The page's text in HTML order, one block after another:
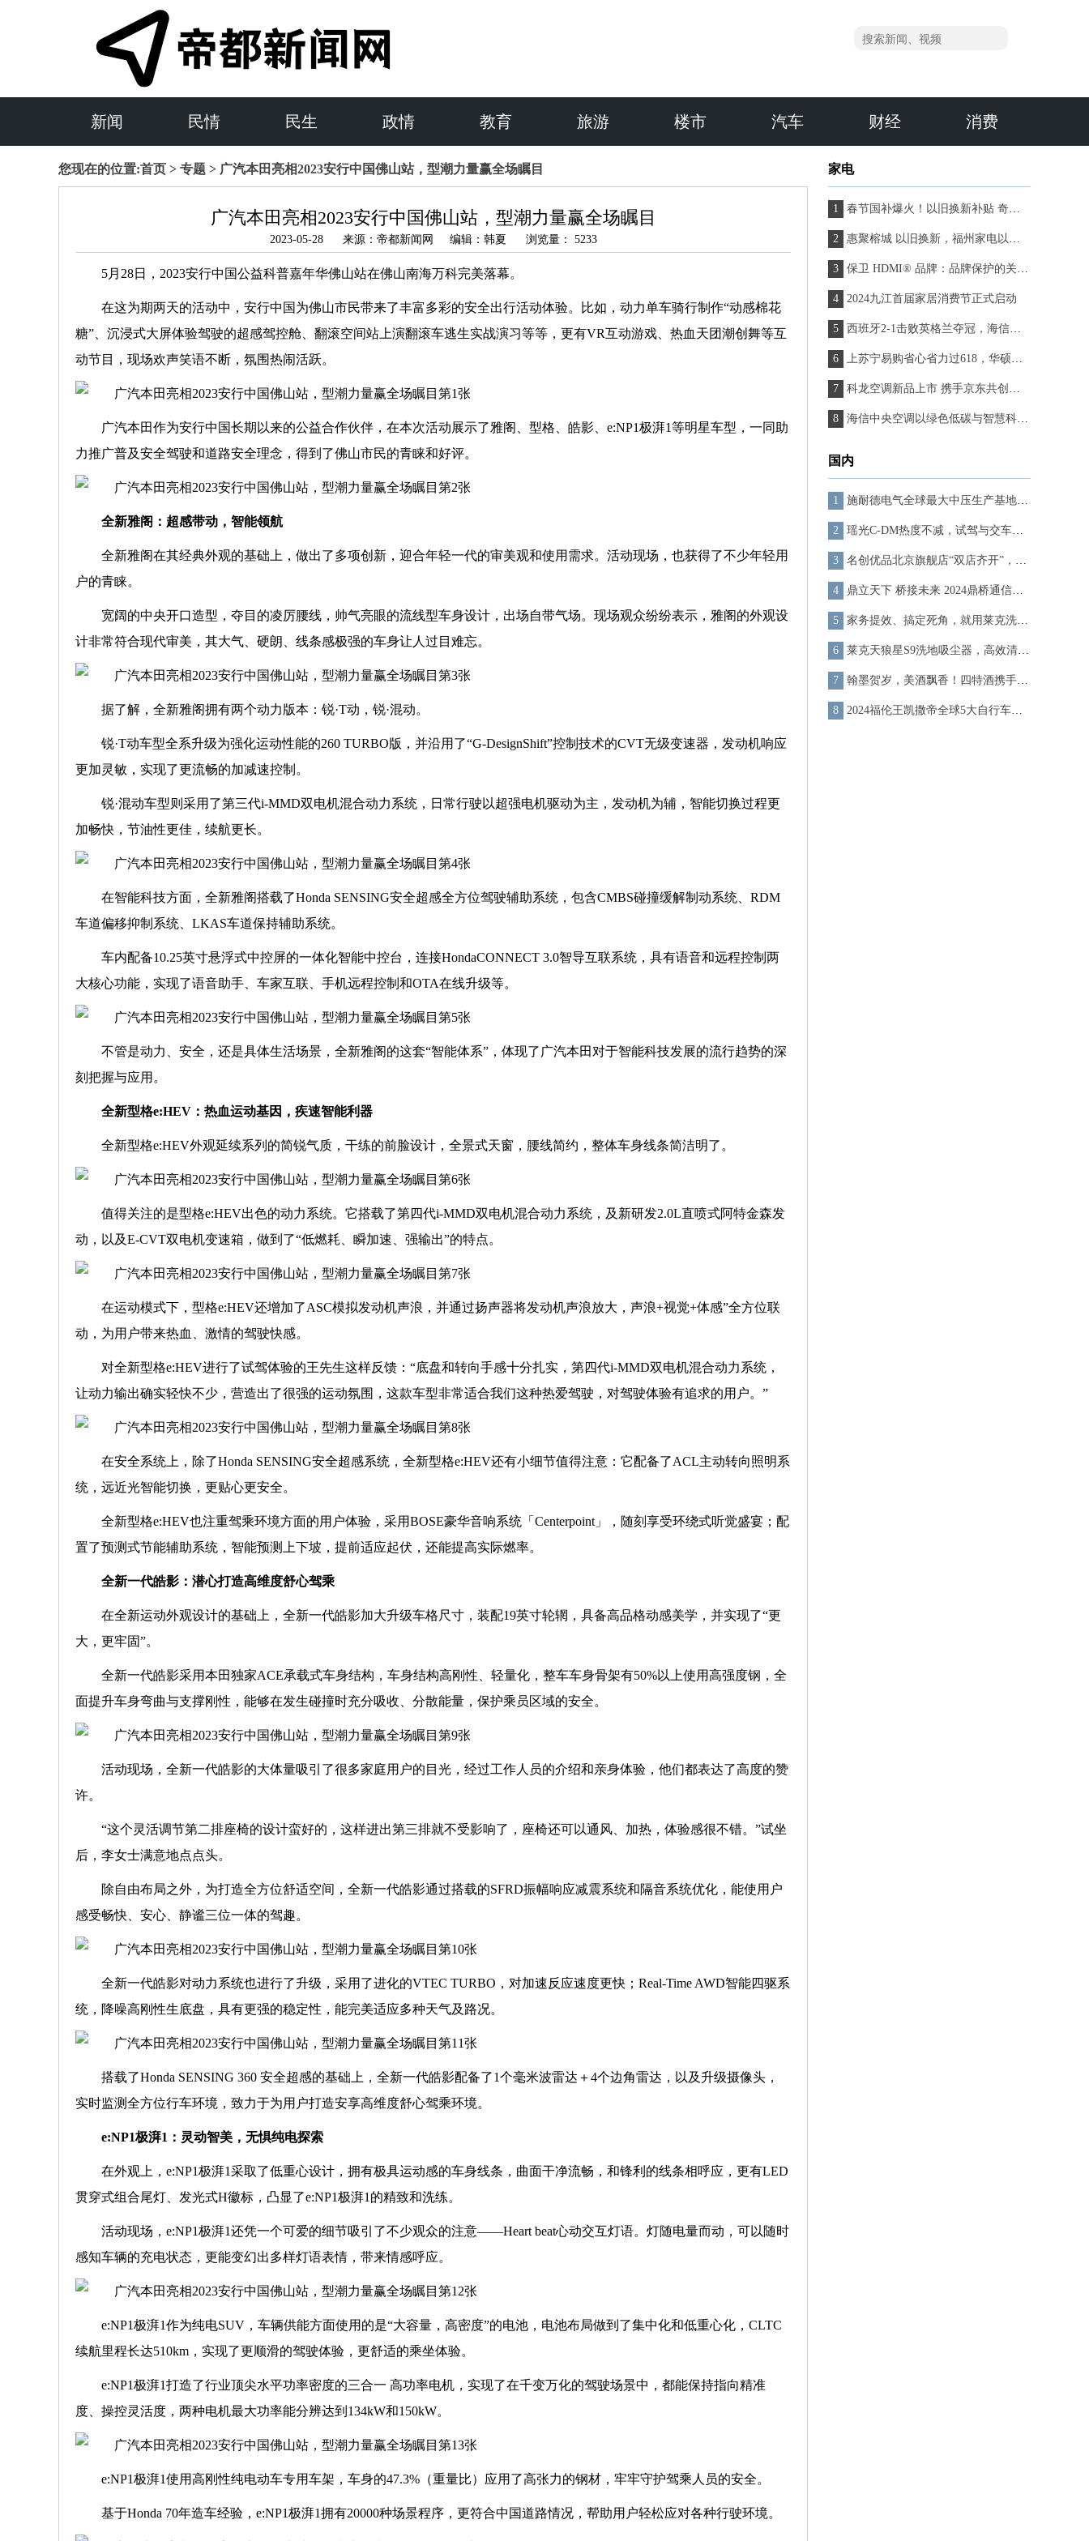
新闻 民情 民生 政情 教育 旅游 楼市 汽车 财经 消费
您现在的位置:首页 > 专题 > 广汽本田亮相2023安行中国佛山站，型潮力量赢全场瞩目
广汽本田亮相2023安行中国佛山站，型潮力量赢全场瞩目
2023-05-28 来源：帝都新闻网 编辑：韩夏 浏览量： 5233
5月28日，2023安行中国公益科普嘉年华佛山站在佛山南海万科完美落幕。
在这为期两天的活动中，安行中国为佛山市民带来了丰富多彩的安全出行活动体验。比如，动力单车骑行制作“动感棉花
糖”、沉浸式大屏体验驾驶的超感驾控舱、翻滚空间站上演翻滚车逃生实战演习等等，更有VR互动游戏、热血天团潮创舞等互
动节目，现场欢声笑语不断，氛围热闹活跃。
广汽本田作为安行中国长期以来的公益合作伙伴，在本次活动展示了雅阁、型格、皓影、e:NP1极湃1等明星车型，一同助
力推广普及安全驾驶和道路安全理念，得到了佛山市民的青睐和好评。
全新雅阁：超感带动，智能领航
全新雅阁在其经典外观的基础上，做出了多项创新，迎合年轻一代的审美观和使用需求。活动现场，也获得了不少年轻用
户的青睐。
宽阔的中央开口造型，夺目的凌厉腰线，帅气亮眼的流线型车身设计，出场自带气场。现场观众纷纷表示，雅阁的外观设
计非常符合现代审美，其大气、硬朗、线条感极强的车身让人过目难忘。
据了解，全新雅阁拥有两个动力版本：锐·T动，锐·混动。
锐·T动车型全系升级为强化运动性能的260 TURBO版，并沿用了“G-DesignShift”控制技术的CVT无级变速器，发动机响应
更加灵敏，实现了更流畅的加减速控制。
锐·混动车型则采用了第三代i-MMD双电机混合动力系统，日常行驶以超强电机驱动为主，发动机为辅，智能切换过程更
加畅快，节油性更佳，续航更长。
在智能科技方面，全新雅阁搭载了Honda SENSING安全超感全方位驾驶辅助系统，包含CMBS碰撞缓解制动系统、RDM
车道偏移抑制系统、LKAS车道保持辅助系统。
车内配备10.25英寸悬浮式中控屏的一体化智能中控台，连接HondaCONNECT 3.0智导互联系统，具有语音和远程控制两
大核心功能，实现了语音助手、车家互联、手机远程控制和OTA在线升级等。
不管是动力、安全，还是具体生活场景，全新雅阁的这套“智能体系”，体现了广汽本田对于智能科技发展的流行趋势的深
刻把握与应用。
全新型格e:HEV ： 热血运动基因 ，疾速智能利器
全新型格e:HEV外观延续系列的简锐气质，干练的前脸设计，全景式天窗，腰线简约，整体车身线条简洁明了。
值得关注的是型格e:HEV出色的动力系统。它搭载了第四代i-MMD双电机混合动力系统，及新研发2.0L直喷式阿特金森发
动，以及E-CVT双电机变速箱，做到了“低燃耗、瞬加速、强输出”的特点。
在运动模式下，型格e:HEV还增加了ASC模拟发动机声浪，并通过扬声器将发动机声浪放大，声浪+视觉+体感”全方位联
动，为用户带来热血、激情的驾驶快感。
对全新型格e:HEV进行了试驾体验的王先生这样反馈：“底盘和转向手感十分扎实，第四代i-MMD双电机混合动力系统，
让动力输出确实轻快不少，营造出了很强的运动氛围，这款车型非常适合我们这种热爱驾驶，对驾驶体验有追求的用户。”
在安全系统上，除了Honda SENSING安全超感系统，全新型格e:HEV还有小细节值得注意：它配备了ACL主动转向照明系
统，远近光智能切换，更贴心更安全。
全新型格e:HEV也注重驾乘环境方面的用户体验，采用BOSE豪华音响系统「Centerpoint」，随刻享受环绕式听觉盛宴；配
置了预测式节能辅助系统，智能预测上下坡，提前适应起伏，还能提高实际燃率。
全新一代皓影：潜心打造高维度舒心驾乘
在全新运动外观设计的基础上，全新一代皓影加大升级车格尺寸，装配19英寸轮辋，具备高品格动感美学，并实现了“更
大，更牢固”。
全新一代皓影采用本田独家ACE承载式车身结构，车身结构高刚性、轻量化，整车车身骨架有50%以上使用高强度钢，全
面提升车身弯曲与支撑刚性，能够在发生碰撞时充分吸收、分散能量，保护乘员区域的安全。
活动现场，全新一代皓影的大体量吸引了很多家庭用户的目光，经过工作人员的介绍和亲身体验，他们都表达了高度的赞
许。
“这个灵活调节第二排座椅的设计蛮好的，这样进出第三排就不受影响了，座椅还可以通风、加热，体验感很不错。”试坐
后，李女士满意地点点头。
除自由布局之外，为打造全方位舒适空间，全新一代皓影通过搭载的SFRD振幅响应减震系统和隔音系统优化，能使用户
感受畅快、安心、静谧三位一体的驾趣。
全新一代皓影对动力系统也进行了升级，采用了进化的VTEC TURBO，对加速反应速度更快；Real-Time AWD智能四驱系
统，降噪高刚性生底盘，具有更强的稳定性，能完美适应多种天气及路况。
搭载了Honda SENSING 360 安全超感的基础上，全新一代皓影配备了1个毫米波雷达＋4个边角雷达，以及升级摄像头，
实时监测全方位行车环境，致力于为用户打造安享高维度舒心驾乘环境。
e:NP1极湃1：灵动智美，无惧纯电探索
在外观上，e:NP1极湃1采取了低重心设计，拥有极具运动感的车身线条，曲面干净流畅，和锋利的线条相呼应，更有LED
贯穿式组合尾灯、发光式H徽标，凸显了e:NP1极湃1的精致和洗练。
活动现场，e:NP1极湃1还凭一个可爱的细节吸引了不少观众的注意——Heart beat心动交互灯语。灯随电量而动，可以随时
感知车辆的充电状态，更能变幻出多样灯语表情，带来情感呼应。
e:NP1极湃1作为纯电SUV，车辆供能方面使用的是“大容量，高密度”的电池，电池布局做到了集中化和低重心化，CLTC
续航里程长达510km，实现了更顺滑的驾驶体验，更舒适的乘坐体验。
e:NP1极湃1打造了行业顶尖水平功率密度的三合一 高功率电机，实现了在千变万化的驾驶场景中，都能保持指向精准
度、操控灵活度，两种电机最大功率能分辨达到134kW和150kW。
e:NP1极湃1使用高刚性纯电动车专用车架，车身的47.3%（重量比）应用了高张力的钢材，牢牢守护驾乘人员的安全。
基于Honda 70年造车经验，e:NP1极湃1拥有20000种场景程序，更符合中国道路情况，帮助用户轻松应对各种行驶环境。
家电
春节国补爆火！以旧换新补贴 奇兵到家服务双驱动，助推家电销售量
惠聚榕城 以旧换新，福州家电以旧换新活动上线京东
保卫 HDMI® 品牌：品牌保护的关键作用
2024九江首届家居消费节正式启动
西班牙2-1击败英格兰夺冠，海信新风空调闪耀燃情时刻
上苏宁易购省心省力过618，华硕电脑苏宁自营旗舰店多重礼遇等你
科龙空调新品上市 携手京东共创营销新模式
海信中央空调以绿色低碳与智慧科技聚焦行业目光
国内
施耐德电气全球最大中压生产基地正式动工，助推厦门逐浪“新”时代
瑶光C-DM热度不减，试驾与交车热潮席卷全国门店
名创优品北京旗舰店“双店齐开”，潮流消费激活商圈新活力！
鼎立天下 桥接未来 2024鼎桥通信内蒙古合作伙伴大会成功举办
家务提效、搞定死角，就用莱克洗地吸尘器
莱克天狼星S9洗地吸尘器，高效清洁搞定死角
翰墨贺岁，美酒飘香！四特酒携手省书协万福迎春
2024福伦王凯撒帝全球5大自行车界1王4后意大利公路车排名